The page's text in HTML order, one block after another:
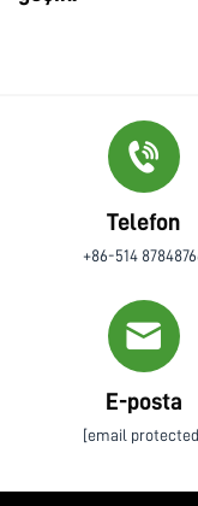
Telefon
+86-514
E-posta
[email